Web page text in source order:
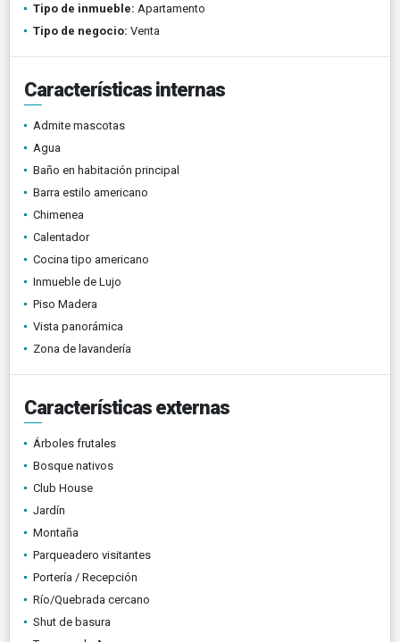
Tipo de inmueble: Apartamento
Tipo de negocio: Venta
Características internas
Admite mascotas
Agua
Baño en habitación principal
Barra estilo americano
Chimenea
Calentador
Cocina tipo americano
Inmueble de Lujo
Piso Madera
Vista panorámica
Zona de lavandería
Características externas
Árboles frutales
Bosque nativos
Club House
Jardín
Montaña
Parqueadero visitantes
Portería / Recepción
Río/Quebrada cercano
Shut de basura